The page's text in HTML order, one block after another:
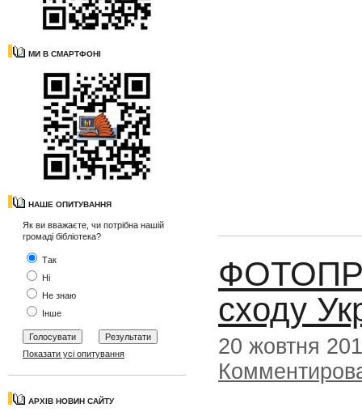
МИ В СМАРТФОНІ
НАШЕ ОПИТУВАННЯ
Як ви вважаєте, чи потрібна нашій
громаді бібліотека?
Так
Ні
Не знаю
Інше
Показати усі опитування
АРХІВ НОВИН САЙТУ
сходу
20 жовтня